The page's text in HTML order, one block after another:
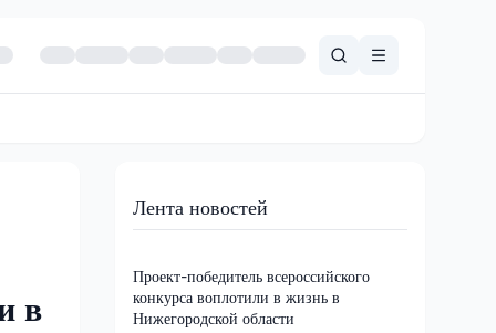
в
Лента новостей
Проект-победитель всероссийского
конкурса воплотили в жизнь в
Нижегородской области